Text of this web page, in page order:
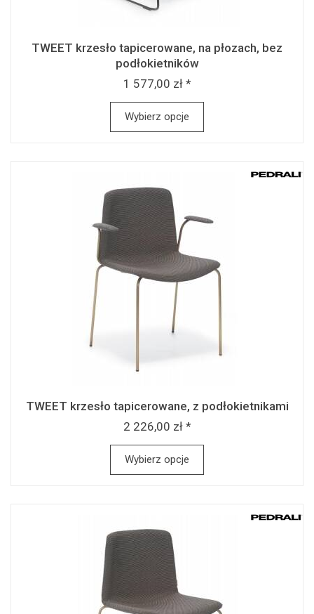
TWEET krzesło tapicerowane, na płozach, bez
podłokietników
1 577,00 zł *
Wybierz opcje
TWEET krzesło tapicerowane, z podłokietnikami
2 226,00 zł *
Wybierz opcje